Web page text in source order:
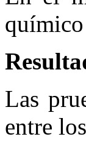
químico
Las
entre